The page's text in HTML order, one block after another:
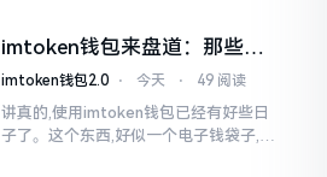
据助记词来生成的,通俗讲
imtoken钱包来盘道：那些踩
过的坑和保命招
imtoken钱包2.0 ⋅ 今天 ⋅ 49 阅读
讲真的,使用imtoken钱包已经有好些日
子了。这个东西,好似一个电子钱袋子,里